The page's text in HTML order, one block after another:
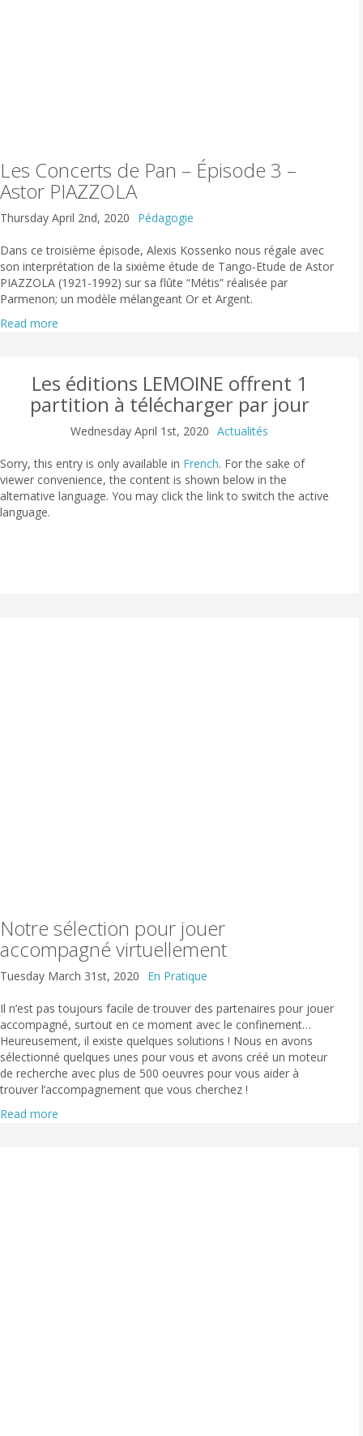
Les Concerts de Pan – Épisode 3 –
Astor PIAZZOLA
Thursday April 2nd, 2020 Pédagogie
Dans ce troisième épisode, Alexis Kossenko nous régale avec
son interprétation de la sixième étude de Tango-Etude de Astor
PIAZZOLA (1921-1992) sur sa flûte “Métis” réalisée par
Parmenon; un modèle mélangeant Or et Argent.
Read more
Les éditions LEMOINE offrent 1
partition à télécharger par jour
Wednesday April 1st, 2020 Actualités
Sorry, this entry is only available in French. For the sake of
viewer convenience, the content is shown below in the
alternative language. You may click the link to switch the active
language.
Notre sélection pour jouer
accompagné virtuellement
Tuesday March 31st, 2020 En Pratique
Il n’est pas toujours facile de trouver des partenaires pour jouer
accompagné, surtout en ce moment avec le confinement…
Heureusement, il existe quelques solutions ! Nous en avons
sélectionné quelques unes pour vous et avons créé un moteur
de recherche avec plus de 500 oeuvres pour vous aider à
trouver l’accompagnement que vous cherchez !
Read more